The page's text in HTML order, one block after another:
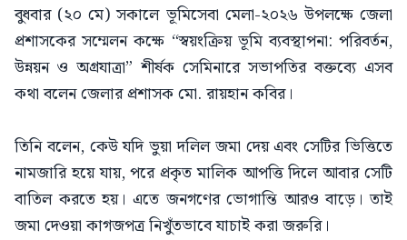
বুধবার (২০ মে) সকালে ভূমিসেবা মেলা-২০২৬ উপলক্ষে জেলা
প্রশাসকের সম্মেলন কক্ষে “স্বয়ংক্রিয় ভূমি ব্যবস্থাপনা: পরিবর্তন,
উন্নয়ন ও অগ্রযাত্রা” শীর্ষক সেমিনারে সভাপতির বক্তব্যে এসব
কথা বলেন জেলার প্রশাসক মো. রায়হান কবির।
তিনি বলেন, কেউ যদি ভুয়া দলিল জমা দেয় এবং সেটির ভিত্তিতে
নামজারি হয়ে যায়, পরে প্রকৃত মালিক আপত্তি দিলে আবার সেটি
বাতিল করতে হয়। এতে জনগণের ভোগান্তি আরও বাড়ে। তাই
জমা দেওয়া কাগজপত্র নিখুঁতভাবে যাচাই করা জরুরি।